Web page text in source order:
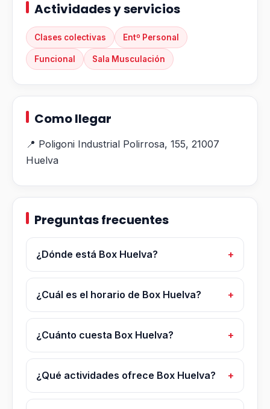
Actividades y servicios
Clases colectivas Entº Personal
Funcional Sala Musculación
Como llegar
📍 Poligoni Industrial Polirrosa, 155, 21007
Huelva
Preguntas frecuentes
¿Dónde está Box Huelva?
¿Cuál es el horario de Box Huelva?
¿Cuánto cuesta Box Huelva?
¿Qué actividades ofrece Box Huelva?